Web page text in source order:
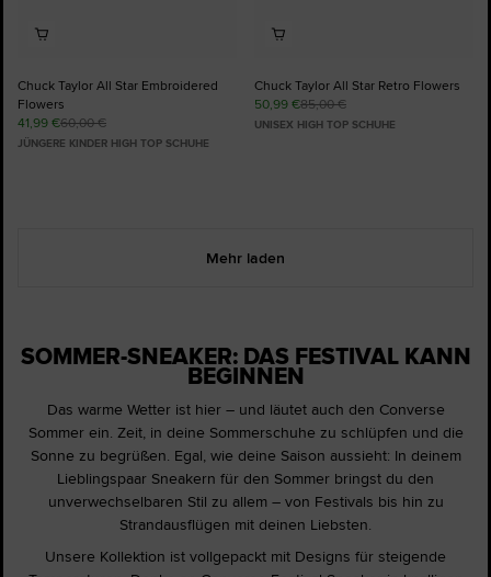
Chuck Taylor All Star Embroidered
Flowers
41,99 €60,00 €
JÜNGERE KINDER HIGH TOP SCHUHE
Chuck Taylor All Star Retro Flowers
50,99 €85,00 €
UNISEX HIGH TOP SCHUHE
Mehr laden
SOMMER-SNEAKER: DAS FESTIVAL KANN
BEGINNEN
Das warme Wetter ist hier – und läutet auch den Converse
Sommer ein. Zeit, in deine Sommerschuhe zu schlüpfen und die
Sonne zu begrüßen. Egal, wie deine Saison aussieht: In deinem
Lieblingspaar Sneakern für den Sommer bringst du den
unverwechselbaren Stil zu allem – von Festivals bis hin zu
Strandausflügen mit deinen Liebsten.
Unsere Kollektion ist vollgepackt mit Designs für steigende